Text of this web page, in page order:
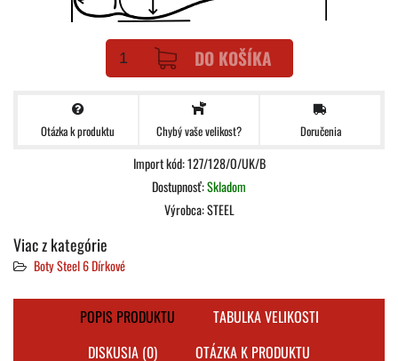
DO KOŠÍKA
Otázka k produktu Chybý vaše velikost? Doručenia
Import kód: 127/128/O/UK/B
Dostupnosť:Skladom
Výrobca:STEEL
Viac z kategórie
Boty Steel 6 Dírkové
POPIS PRODUKTU
TABULKA VELIKOSTI
DISKUSIA (0)
OTÁZKA K PRODUKTU